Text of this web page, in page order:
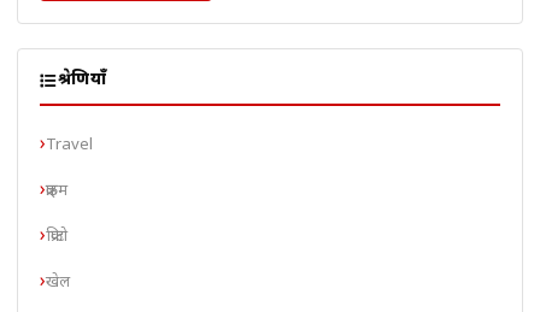
श्रेणियाँ
Travel
क्राइम
क्रिप्टो
खेल